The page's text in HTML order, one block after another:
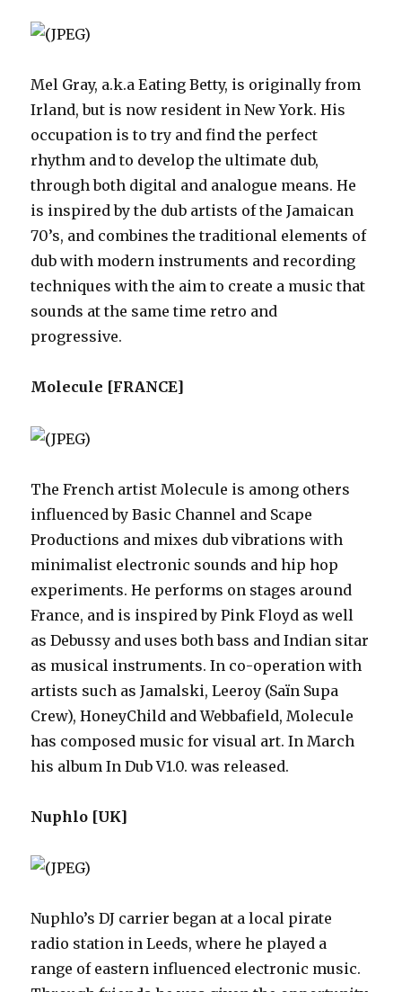
Mel Gray, a.k.a Eating Betty, is originally from
Irland, but is now resident in New York. His
occupation is to try and find the perfect
rhythm and to develop the ultimate dub,
through both digital and analogue means. He
is inspired by the dub artists of the Jamaican
70’s, and combines the traditional elements of
dub with modern instruments and recording
techniques with the aim to create a music that
sounds at the same time retro and
progressive.
Molecule [FRANCE]
The French artist Molecule is among others
influenced by Basic Channel and Scape
Productions and mixes dub vibrations with
minimalist electronic sounds and hip hop
experiments. He performs on stages around
France, and is inspired by Pink Floyd as well
as Debussy and uses both bass and Indian sitar
as musical instruments. In co-operation with
artists such as Jamalski, Leeroy (Saïn Supa
Crew), HoneyChild and Webbafield, Molecule
has composed music for visual art. In March
his album In Dub V1.0. was released.
Nuphlo [UK]
Nuphlo’s DJ carrier began at a local pirate
radio station in Leeds, where he played a
range of eastern influenced electronic music.